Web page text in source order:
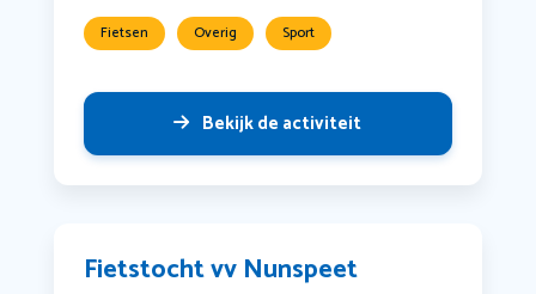
Fietsen Overig Sport
Bekijk de activiteit
Fietstocht vv Nunspeet